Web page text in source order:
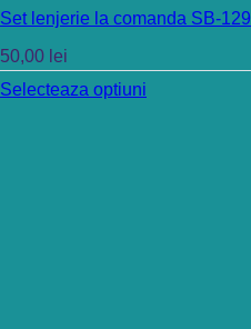
Set lenjerie la comanda SB-129
50,00 lei
Selecteaza optiuni